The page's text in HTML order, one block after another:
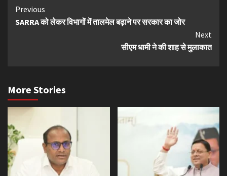
Continue
Reading
Previous
SARRA को लेकर विभागों में तालमेल बढ़ाने पर सरकार का जोर
Next
सीएम धामी ने की शाह से मुलाकात
More Stories